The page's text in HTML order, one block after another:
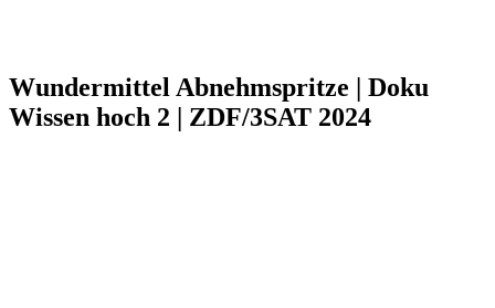
Wundermittel Abnehmspritze | Doku
Wissen hoch 2 | ZDF/3SAT 2024